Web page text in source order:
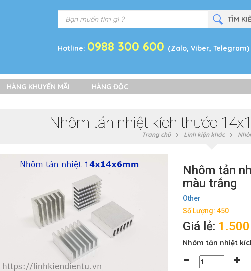
Hotline: 0988 300 600 (Zalo, Viber, Telegram)
HÀNG KHUYẾN MÃI HÀNG ĐỘC
Nhôm tản nhiệt kích thước
Trang chủ Linh kiện khác
Nhôm tản
màu trắng
Other
Số Lượng: 450
Giá lẻ:
Nhôm tản nhiệt